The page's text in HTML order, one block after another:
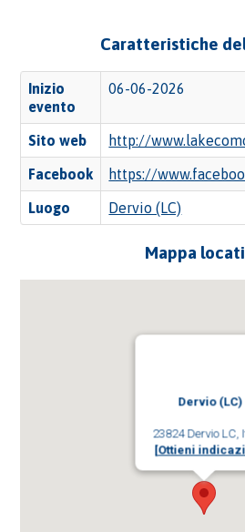
Caratteristiche
Inizio
evento
06-06-2026
Sito web http://
Facebook https://
Luogo Dervio (LC)
Mappa
Dervio (LC)
23824 Dervio LC,
[Ottieni